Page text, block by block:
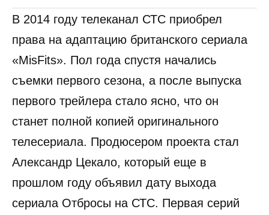
В 2014 году телеканал СТС приобрел
права на адаптацию британского сериала
«MisFits». Пол года спустя начались
съемки первого сезона, а после выпуска
первого трейлера стало ясно, что он
станет полной копией оригинального
телесериала. Продюсером проекта стал
Александр Цекало, который еще в
прошлом году объявил дату выхода
сериала Отбросы на СТС. Первая серий